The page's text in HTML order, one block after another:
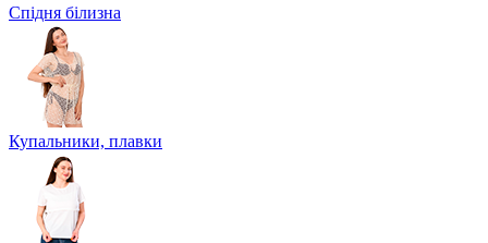
Спідня білизна
Купальники, плавки